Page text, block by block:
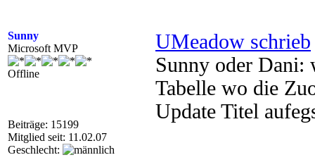
Sunny
Microsoft MVP
Offline
Beiträge: 15199
Mitglied seit: 11.02.07
Geschlecht:
UMeadow schrieb
Sunny oder Dani:
Tabelle wo die
Update Titel